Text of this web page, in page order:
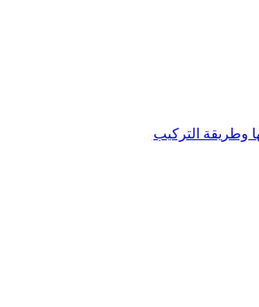
وطريقة التركيب